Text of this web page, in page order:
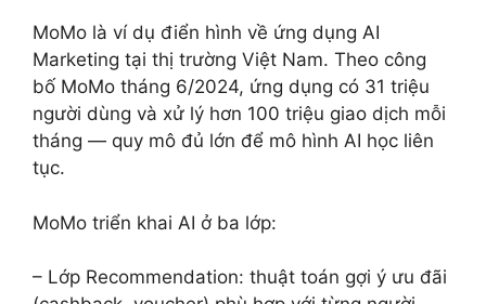
MoMo là ví dụ điển hình về ứng dụng AI
Marketing tại thị trường Việt Nam. Theo công
bố MoMo tháng 6/2024, ứng dụng có 31 triệu
người dùng và xử lý hơn 100 triệu giao dịch mỗi
tháng — quy mô đủ lớn để mô hình AI học liên
tục.
MoMo triển khai AI ở ba lớp:
– Lớp Recommendation: thuật toán gợi ý ưu đãi